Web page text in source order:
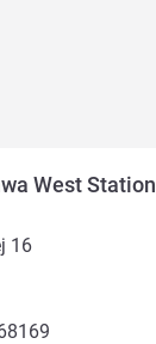
West Station
16